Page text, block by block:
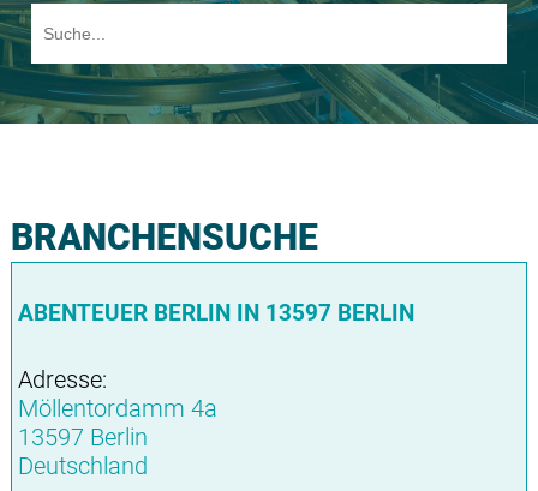
BRANCHENSUCHE
ABENTEUER BERLIN IN 13597 BERLIN
Adresse:
Möllentordamm 4a
13597 Berlin
Deutschland